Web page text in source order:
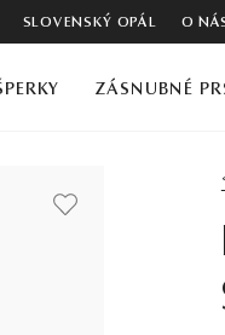
SLOVENSKÝ OPÁL O
ZÁSNUBNÉ